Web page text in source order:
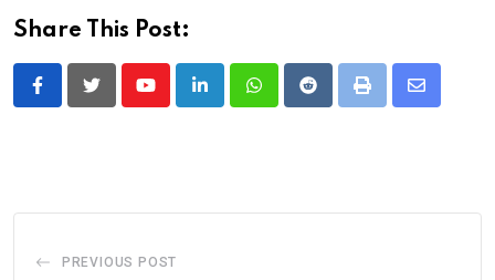
Share This Post:
YoutubeLinkedInWhatsappRedditPrint
Share
PREVIOUS POST